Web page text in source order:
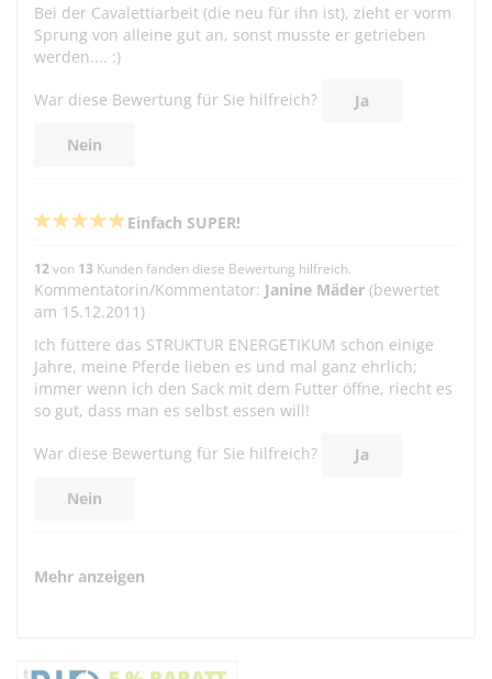
Bei der Cavalettiarbeit (die neu für ihn ist), zieht er vorm
Sprung von alleine gut an, sonst musste er getrieben
werden.... :)
War diese Bewertung für Sie hilfreich? Ja
Nein
Einfach SUPER!
12 von 13 Kunden fanden diese Bewertung hilfreich.
Kommentatorin/Kommentator: Janine Mäder (bewertet
am 15.12.2011)
Ich füttere das STRUKTUR ENERGETIKUM schon einige
Jahre, meine Pferde lieben es und mal ganz ehrlich;
immer wenn ich den Sack mit dem Futter öffne, riecht es
so gut, dass man es selbst essen will!
War diese Bewertung für Sie hilfreich? Ja
Nein
Mehr anzeigen